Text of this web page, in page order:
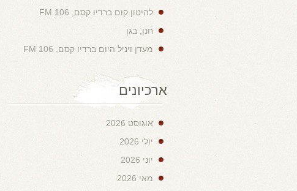
להיטון.קום ברדיו קסם, 106 FM
חנן, בגן
מעדן ויניל היום ברדיו קסם, 106 FM
ארכיונים
אוגוסט 2026
יולי 2026
יוני 2026
מאי 2026